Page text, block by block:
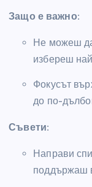
Защо е важно:
Не можеш
избереш
Фокусът
до по-
Съвети:
Направи
поддържаш